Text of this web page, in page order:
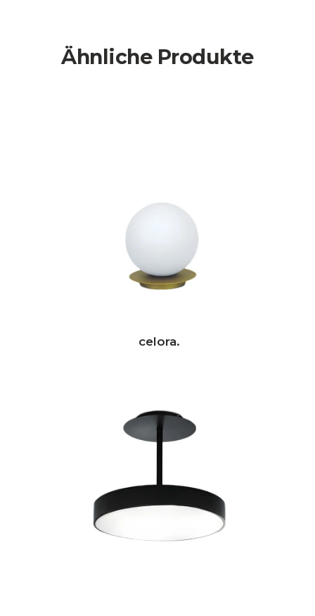
Ähnliche Produkte
celora.